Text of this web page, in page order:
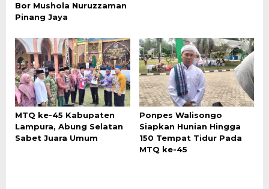
Bor Mushola Nuruzzaman
Pinang Jaya
MTQ ke-45 Kabupaten
Lampura, Abung Selatan
Sabet Juara Umum
Ponpes Walisongo
Siapkan Hunian Hingga
150 Tempat Tidur Pada
MTQ ke-45